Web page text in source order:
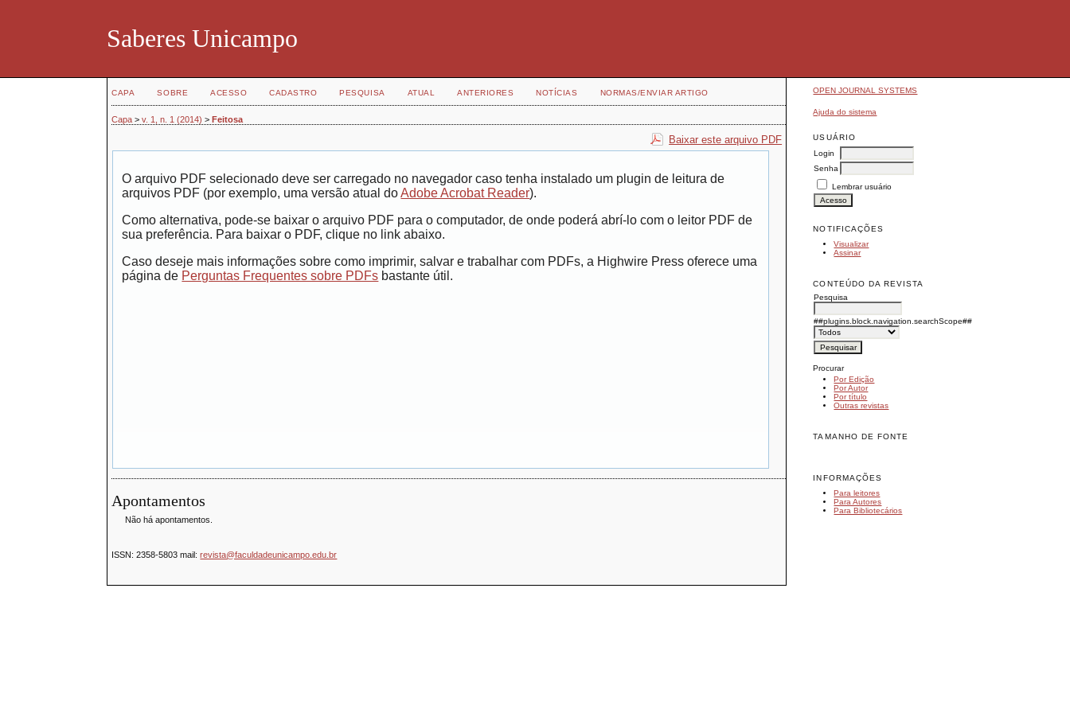
Saberes Unicampo
OPEN JOURNAL SYSTEMS
Ajuda do sistema
USUÁRIO
Login
Senha
Lembrar usuário
NOTIFICAÇÕES
Visualizar
Assinar
CONTEÚDO DA REVISTA
Pesquisa
##plugins.block.navigation.searchScope##
Procurar
Por Edição
Por Autor
Por título
Outras revistas
TAMANHO DE FONTE
INFORMAÇÕES
Para leitores
Para Autores
Para Bibliotecários
CAPA SOBRE ACESSO CADASTRO PESQUISA ATUAL ANTERIORES NOTÍCIAS NORMAS/ENVIAR ARTIGO
Capa >v. 1, n. 1 (2014) >Feitosa
Baixar este arquivo PDF
O arquivo PDF selecionado deve ser carregado no navegador caso tenha instalado um plugin de leitura de
arquivos PDF (por exemplo, uma versão atual doAdobe Acrobat Reader).
Como alternativa, pode-se baixar o arquivo PDF para o computador, de onde poderá abrí-lo com o leitor PDF de
sua preferência. Para baixar o PDF, clique no link abaixo.
Caso deseje mais informações sobre como imprimir, salvar e trabalhar com PDFs, a Highwire Press oferece uma
página de Perguntas Frequentes sobre PDFs bastante útil.
Apontamentos
Não há apontamentos.
ISSN:2358-5803 mail:revista@faculdadeunicampo.edu.br